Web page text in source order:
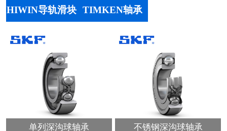
HIWIN导轨滑块 TIMKEN轴承
单列深沟球轴承 不锈钢深沟球轴承